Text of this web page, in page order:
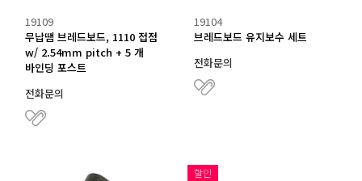
19109
무납땜 브레드보드, 1110 접점
w/ 2.54mm pitch + 5 개
바인딩 포스트
전화문의
19104
브레드보드 유지보수 세트
전화문의
할인